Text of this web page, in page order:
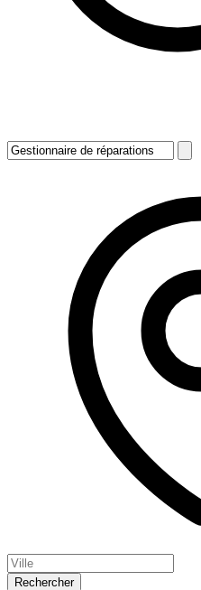
Rechercher